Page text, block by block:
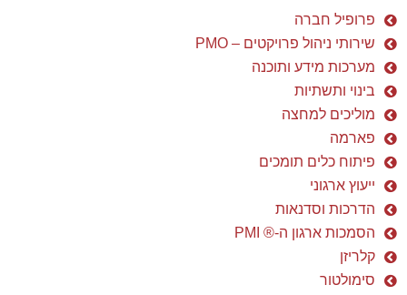
פרופיל חברה
שירותי ניהול פרויקטים – PMO
מערכות מידע ותוכנה
בינוי ותשתיות
מוליכים למחצה
פארמה
פיתוח כלים תומכים
ייעוץ ארגוני
הדרכות וסדנאות
הסמכות ארגון ה-® PMI
קלריזן
סימולטור